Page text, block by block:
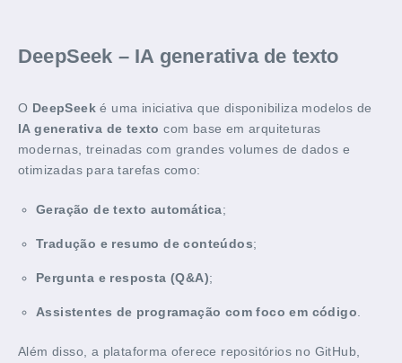
DeepSeek – IA generativa de texto
O DeepSeek é uma iniciativa que disponibiliza modelos de
IA generativa de texto com base em arquiteturas
modernas, treinadas com grandes volumes de dados e
otimizadas para tarefas como:
Geração de texto automática;
Tradução e resumo de conteúdos;
Pergunta e resposta (Q&A);
Assistentes de programação com foco em código
Além disso, a plataforma oferece repositórios no GitHub,